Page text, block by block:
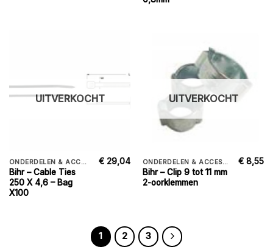
UITVERKOCHT
ONDERDELEN & ACCESSORIES
Bihr – Cable Ties
250 X 4,6 – Bag
X100
€ 29,04
UITVERKOCHT
ONDERDELEN & ACCESSORIES
Bihr – Clip 9 tot 11 mm
2-oorklemmen
€ 8,55
1 2 3